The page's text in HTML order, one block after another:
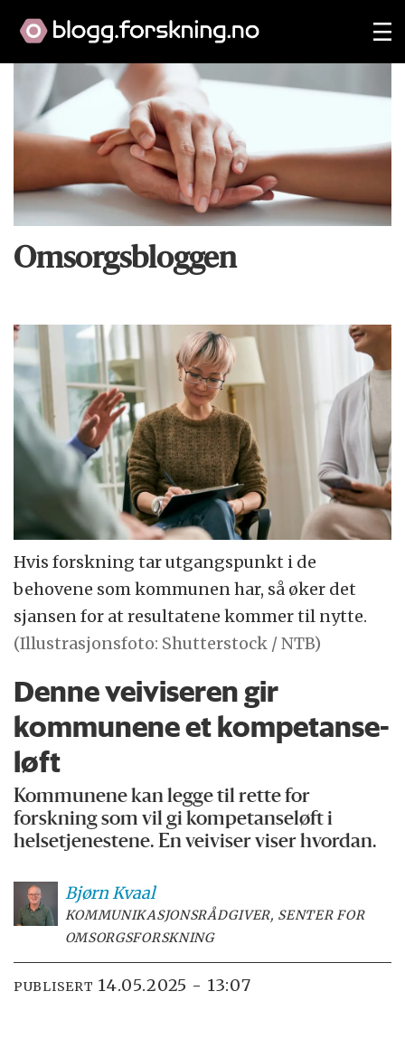
Omsorgsbloggen
Hvis forskning tar utgangspunkt i de
behovene som kommunen har, så øker det
sjansen for at resultatene kommer til nytte.
(Illustrasjonsfoto: Shutterstock / NTB)
Denne veiviseren gir
kommunene et kompetanse­
løft
Kommunene kan legge til rette for
forskning som vil gi kompetanseløft i
helsetjenestene. En veiviser viser hvordan.
BjørnKvaal
KOMMUNIKASJONSRÅDGIVER, SENTER FOR
OMSORGSFORSKNING
PUBLISERT 14.05.2025 - 13:07